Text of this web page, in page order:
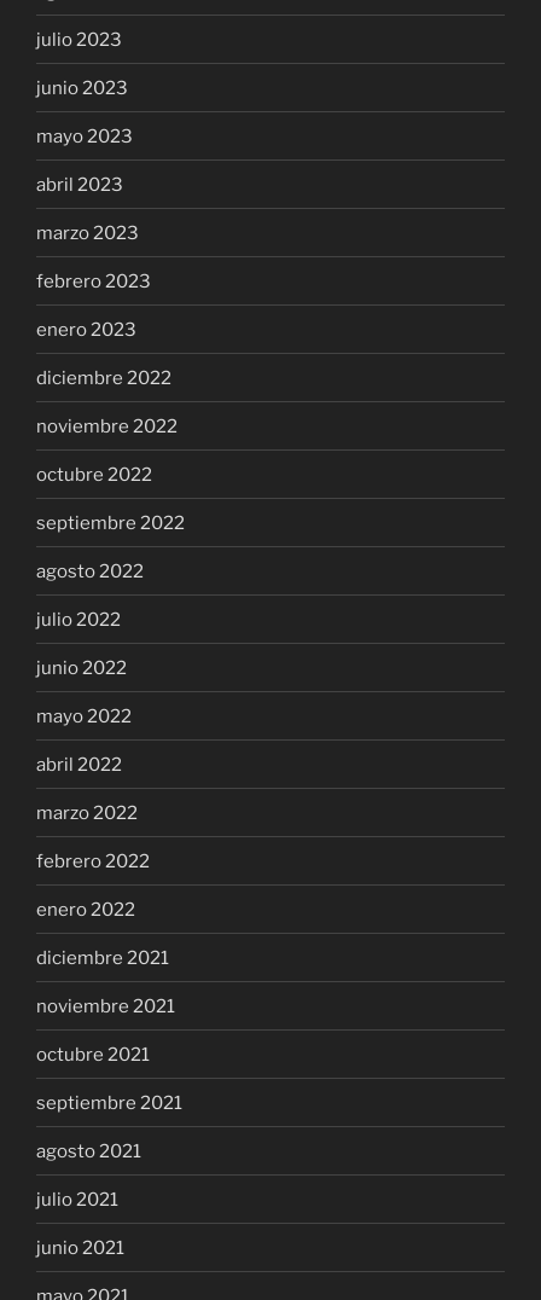
julio 2023
junio 2023
mayo 2023
abril 2023
marzo 2023
febrero 2023
enero 2023
diciembre 2022
noviembre 2022
octubre 2022
septiembre 2022
agosto 2022
julio 2022
junio 2022
mayo 2022
abril 2022
marzo 2022
febrero 2022
enero 2022
diciembre 2021
noviembre 2021
octubre 2021
septiembre 2021
agosto 2021
julio 2021
junio 2021